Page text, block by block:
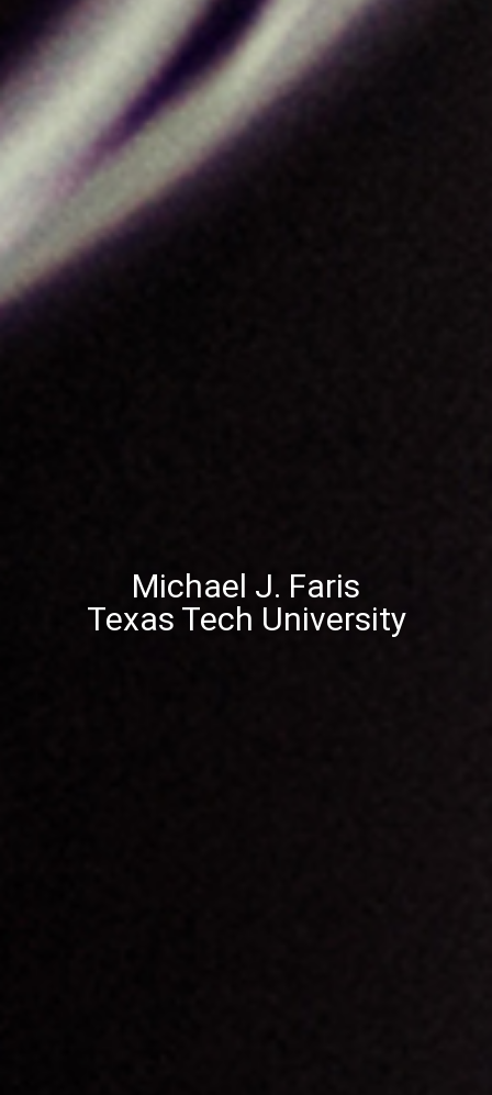
Michael J. Faris
Texas Tech University